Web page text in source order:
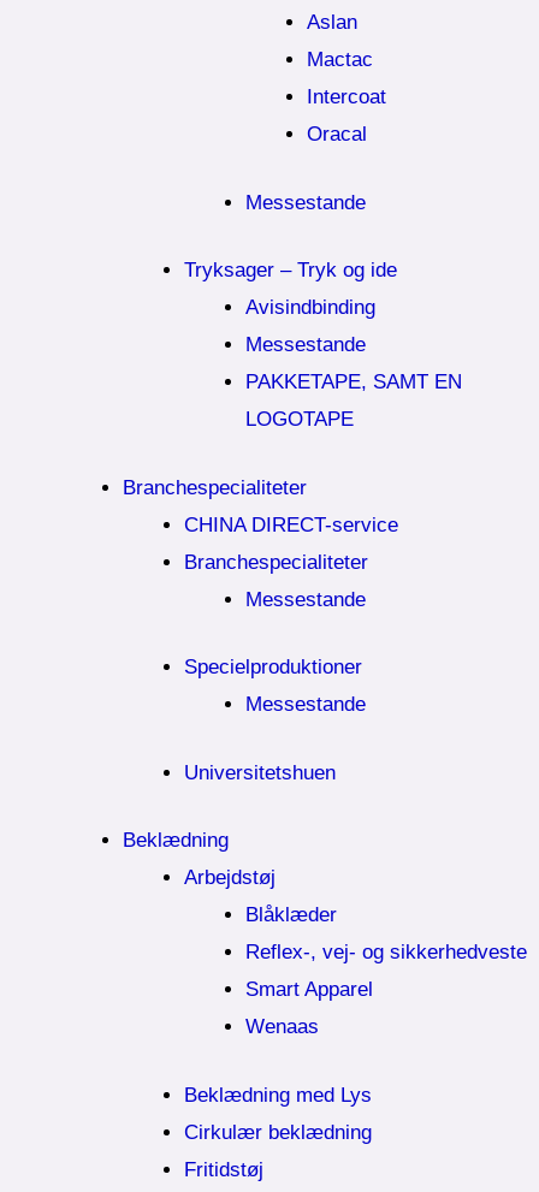
Aslan
Mactac
Intercoat
Oracal
Messestande
Tryksager – Tryk og ide
Avisindbinding
Messestande
PAKKETAPE, SAMT EN
LOGOTAPE
Branchespecialiteter
CHINA DIRECT-service
Branchespecialiteter
Messestande
Specielproduktioner
Messestande
Universitetshuen
Beklædning
Arbejdstøj
Blåklæder
Reflex-, vej- og sikkerhedveste
Smart Apparel
Wenaas
Beklædning med Lys
Cirkulær beklædning
Fritidstøj